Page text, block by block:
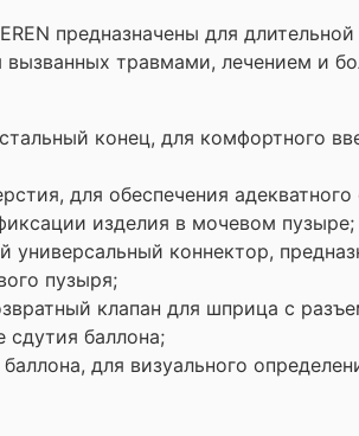
предназначены для
травмами, лечением и
конец, для комфортного
для обеспечения
изделия в мочевом пузыре;
универсальный коннектор,
пузыря;
клапан для шприца с
баллона;
для визуального